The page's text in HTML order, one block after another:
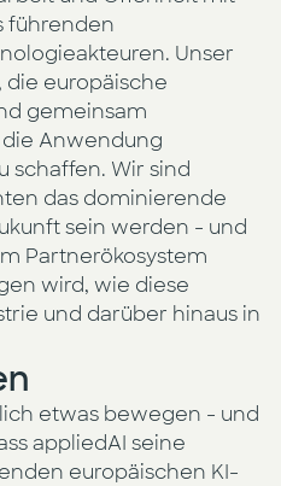
führenden
Unser
die europäische
gemeinsam
Anwendung
schaffen. Wir sind
das dominierende
sein werden - und
Partnerökosystem
wird, wie diese
und darüber hinaus in
etwas bewegen - und
appliedAI seine
europäischen KI-